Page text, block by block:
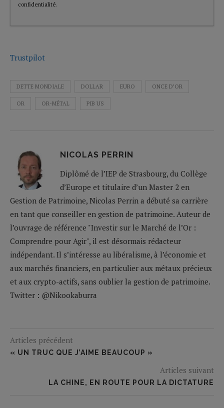
confidentialité.
Trustpilot
DETTE MONDIALE DOLLAR EURO ONCE D’OR
OR OR-MÉTAL PIB US
NICOLAS PERRIN
Diplômé de l’IEP de Strasbourg, du Collège
d’Europe et titulaire d’un Master 2 en
Gestion de Patrimoine, Nicolas Perrin a débuté sa carrière
en tant que conseiller en gestion de patrimoine. Auteur de
l’ouvrage de référence "Investir sur le Marché de l’Or :
Comprendre pour Agir", il est désormais rédacteur
indépendant. Il s’intéresse au libéralisme, à l’économie et
aux marchés financiers, en particulier aux métaux précieux
et aux crypto-actifs, sans oublier la gestion de patrimoine.
Twitter : @Nikookaburra
Articles précédent
« UN TRUC QUE J’AIME BEAUCOUP »
Articles suivant
LA CHINE, EN ROUTE POUR LA DICTATURE